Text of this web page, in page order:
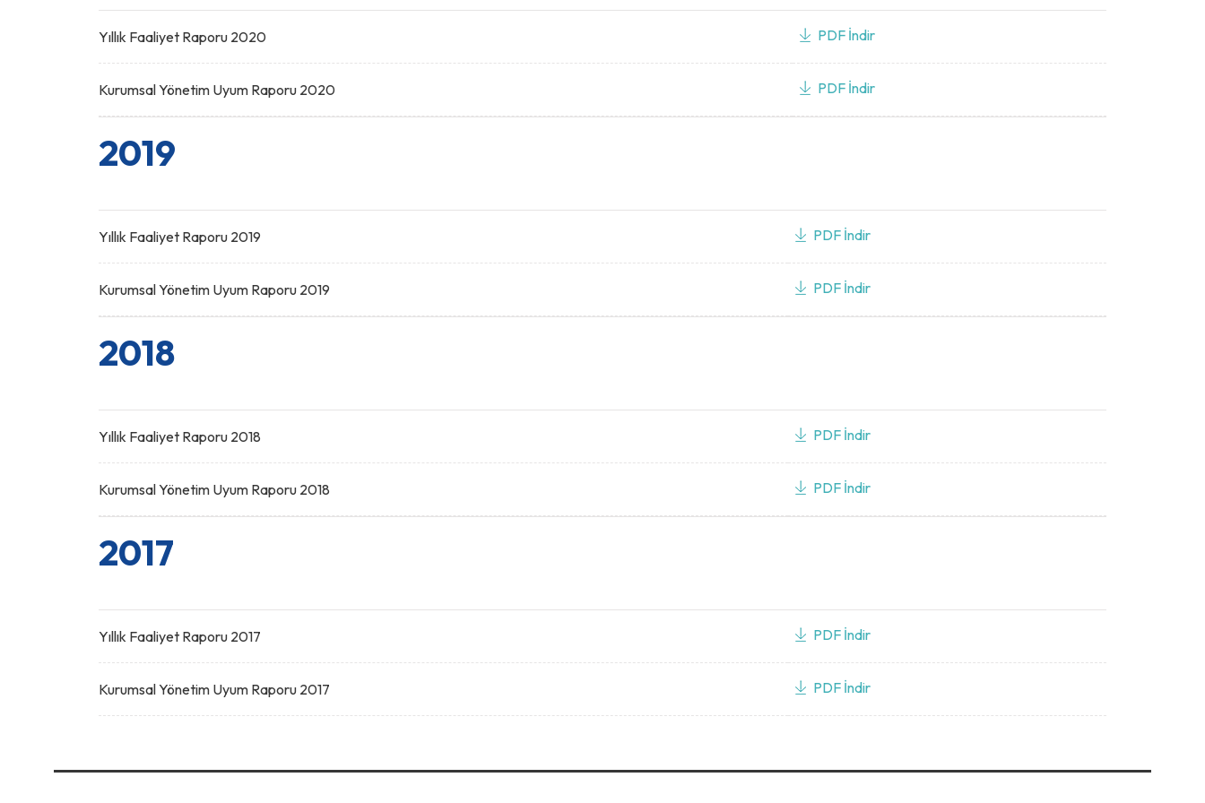
Yıllık Faaliyet Raporu 2020 PDF İndir
Kurumsal Yönetim Uyum Raporu 2020 PDF İndir
2019
Yıllık Faaliyet Raporu 2019 PDF İndir
Kurumsal Yönetim Uyum Raporu 2019 PDF İndir
2018
Yıllık Faaliyet Raporu 2018 PDF İndir
Kurumsal Yönetim Uyum Raporu 2018 PDF İndir
2017
Yıllık Faaliyet Raporu 2017 PDF İndir
Kurumsal Yönetim Uyum Raporu 2017 PDF İndir